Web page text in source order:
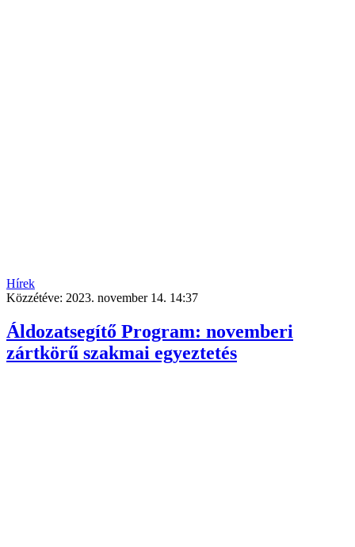
Hírek
Közzétéve: 2023. november 14. 14:37
Áldozatsegítő Program: novemberi
zártkörű szakmai egyeztetés